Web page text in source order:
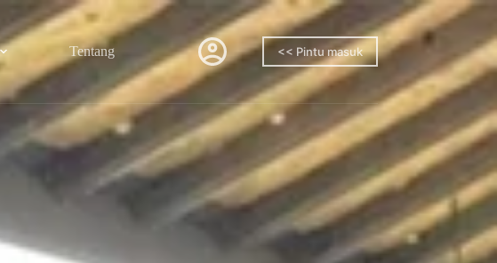
Tentang << Pintu masuk